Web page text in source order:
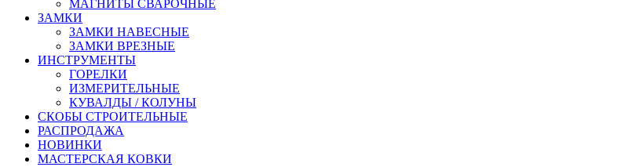
МАГНИТЫ СВАРОЧНЫЕ
ЗАМКИ
ЗАМКИ НАВЕСНЫЕ
ЗАМКИ ВРЕЗНЫЕ
ИНСТРУМЕНТЫ
ГОРЕЛКИ
ИЗМЕРИТЕЛЬНЫЕ
КУВАЛДЫ / КОЛУНЫ
СКОБЫ СТРОИТЕЛЬНЫЕ
РАСПРОДАЖА
НОВИНКИ
МАСТЕРСКАЯ КОВКИ